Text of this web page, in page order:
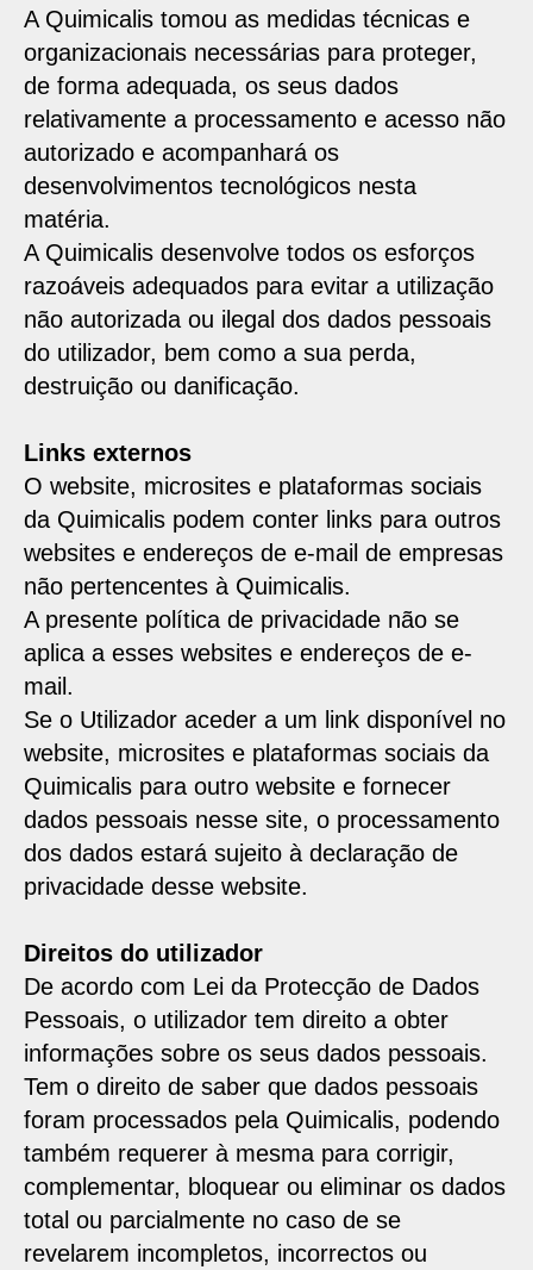
A Quimicalis tomou as medidas técnicas e
organizacionais necessárias para proteger,
de forma adequada, os seus dados
relativamente a processamento e acesso não
autorizado e acompanhará os
desenvolvimentos tecnológicos nesta
matéria.
A Quimicalis desenvolve todos os esforços
razoáveis adequados para evitar a utilização
não autorizada ou ilegal dos dados pessoais
do utilizador, bem como a sua perda,
destruição ou danificação.
Links externos
O website, microsites e plataformas sociais
da Quimicalis podem conter links para outros
websites e endereços de e-mail de empresas
não pertencentes à Quimicalis.
A presente política de privacidade não se
aplica a esses websites e endereços de e-
mail.
Se o Utilizador aceder a um link disponível no
website, microsites e plataformas sociais da
Quimicalis para outro website e fornecer
dados pessoais nesse site, o processamento
dos dados estará sujeito à declaração de
privacidade desse website.
Direitos do utilizador
De acordo com Lei da Protecção de Dados
Pessoais, o utilizador tem direito a obter
informações sobre os seus dados pessoais.
Tem o direito de saber que dados pessoais
foram processados pela Quimicalis, podendo
também requerer à mesma para corrigir,
complementar, bloquear ou eliminar os dados
total ou parcialmente no caso de se
revelarem incompletos, incorrectos ou